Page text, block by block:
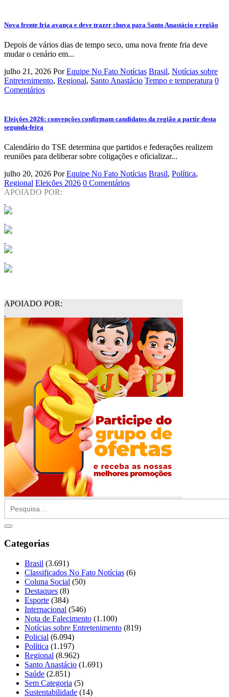
Nova frente fria avança e deve trazer chuva para Santo Anastácio e região
Depois de vários dias de tempo seco, uma nova frente fria deve
mudar o cenário em...
julho 21, 2026 Por Equipe No Fato Notícias Brasil, Notícias sobre
Entretenimento, Regional, Santo Anastácio Tempo e temperatura 0
Comentários
Eleições 2026: convenções confirmam candidatos da região a partir desta
segunda-feira
Calendário do TSE determina que partidos e federações realizem
reuniões para deliberar sobre coligações e oficializar...
julho 20, 2026 Por Equipe No Fato Notícias Brasil, Política,
Regional Eleições 2026 0 Comentários
APOIADO POR:
APOIADO POR:
Categorias
Brasil (3.691)
Classificados No Fato Notícias (6)
Coluna Social (50)
Destaques (8)
Esporte (384)
Internacional (546)
Nota de Falecimento (1.100)
Notícias sobre Entretenimento (819)
Policial (6.094)
Política (1.197)
Regional (8.962)
Santo Anastácio (1.691)
Saúde (2.851)
Sem Categoria (5)
Sustentabilidade (14)